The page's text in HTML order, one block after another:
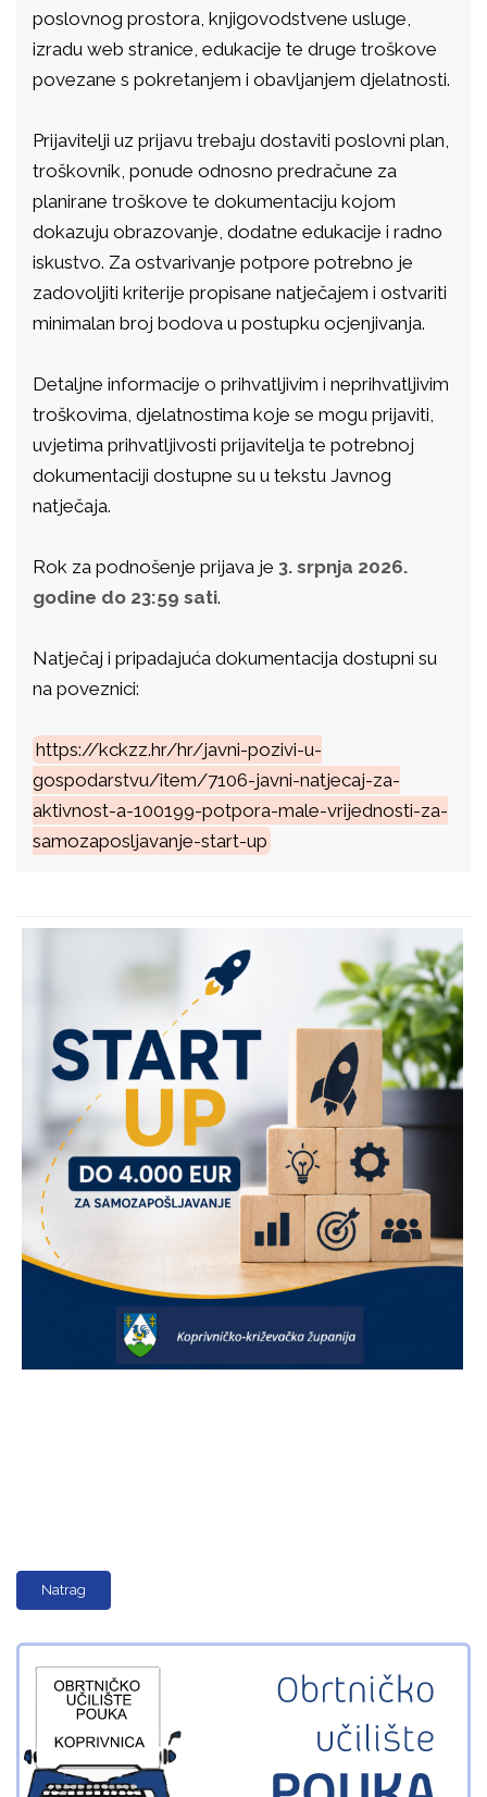
poslovnog prostora, knjigovodstvene usluge,
izradu web stranice, edukacije te druge troškove
povezane s pokretanjem i obavljanjem djelatnosti.
Prijavitelji uz prijavu trebaju dostaviti poslovni plan,
troškovnik, ponude odnosno predračune za
planirane troškove te dokumentaciju kojom
dokazuju obrazovanje, dodatne edukacije i radno
iskustvo. Za ostvarivanje potpore potrebno je
zadovoljiti kriterije propisane natječajem i ostvariti
minimalan broj bodova u postupku ocjenjivanja.
Detaljne informacije o prihvatljivim i neprihvatljivim
troškovima, djelatnostima koje se mogu prijaviti,
uvjetima prihvatljivosti prijavitelja te potrebnoj
dokumentaciji dostupne su u tekstu Javnog
natječaja.
Rok za podnošenje prijava je 3. srpnja 2026.
godine do 23:59 sati.
Natječaj i pripadajuća dokumentacija dostupni su
na poveznici:
https://kckzz.hr/hr/javni-pozivi-u-
gospodarstvu/item/7106-javni-natjecaj-za-
aktivnost-a-100199-potpora-male-vrijednosti-za-
samozaposljavanje-start-up
Natrag